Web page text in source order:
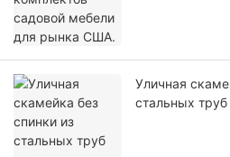
Уличная
стальных